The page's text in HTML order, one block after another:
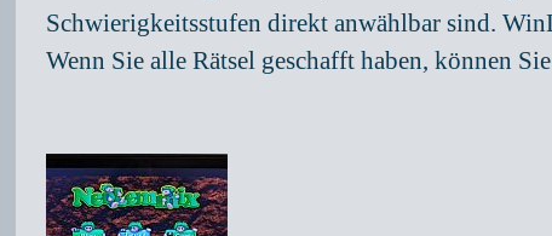
Schwierigkeitsstufen direkt anwählbar sind.
Wenn Sie alle Rätsel geschafft haben, können